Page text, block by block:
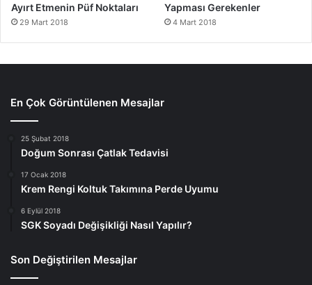
Ayırt Etmenin Püf Noktaları
29 Mart 2018
Yapması Gerekenler
4 Mart 2018
En Çok Görüntülenen Mesajlar
25 Şubat 2018
Doğum Sonrası Çatlak Tedavisi
17 Ocak 2018
Krem Rengi Koltuk Takımına Perde Uyumu
6 Eylül 2018
SGK Soyadı Değişikliği Nasıl Yapılır?
Son Değiştirilen Mesajlar